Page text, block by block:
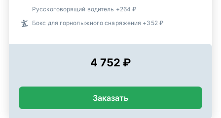
Русскоговорящий водитель +264 ₽
Бокс для горнолыжного снаряжения +352 ₽
4 752 ₽
Заказать